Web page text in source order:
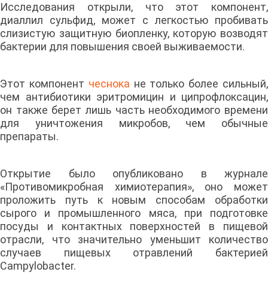
Исследования открыли, что этот компонент,
диаллил сульфид, может с легкостью пробивать
слизистую защитную биопленку, которую возводят
бактерии для повышения своей выживаемости.
Этот компонент чеснока не только более сильный,
чем антибиотики эритромицин и ципрофлоксацин,
он также берет лишь часть необходимого времени
для уничтожения микробов, чем обычные
препараты.
Открытие было опубликовано в журнале
«Противомикробная химиотерапия», оно может
проложить путь к новым способам обработки
сырого и промышленного мяса, при подготовке
посуды и контактных поверхностей в пищевой
отрасли, что значительно уменьшит количество
случаев пищевых отравлений бактерией
Campylobacter.